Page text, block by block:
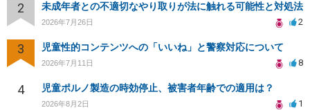
2 未成年者との不適切なやり取りが法に触れる可能性と対処法
2026年7月26日 2
3 児童性的コンテンツへの「いいね」と警察対応について
2026年7月11日 8
4 児童ポルノ製造の時効停止、被害者年齢での適用は？
2026年8月2日 1